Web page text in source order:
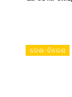
ଦେଶ- ବିଦେଶ